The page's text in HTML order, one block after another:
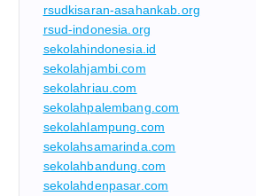
rsudkisaran-asahankab.org
rsud-indonesia.org
sekolahindonesia.id
sekolahjambi.com
sekolahriau.com
sekolahpalembang.com
sekolahlampung.com
sekolahsamarinda.com
sekolahbandung.com
sekolahdenpasar.com